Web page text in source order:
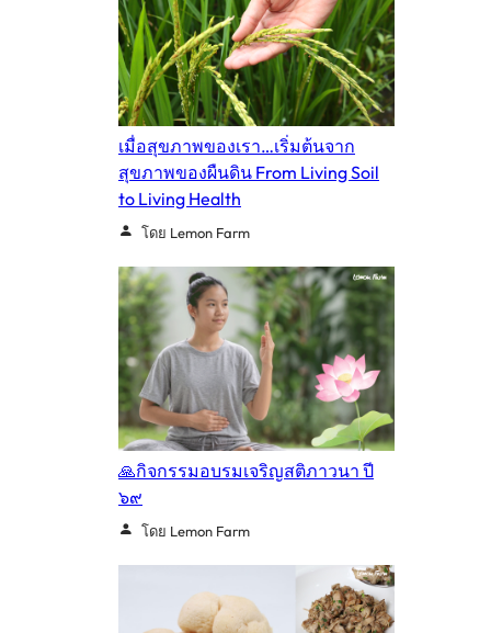
เมื่อสุขภาพของเรา…เริ่มต้นจาก
สุขภาพของผืนดิน From Living Soil
to Living Health
โดย Lemon Farm
🙏กิจกรรมอบรมเจริญสติภาวนา ปี
๖๙
โดย Lemon Farm